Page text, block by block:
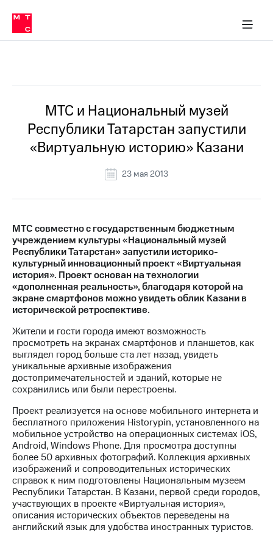
Медиа-центр
и акционерам
Устойчивое развитие
Комплаенс и деловая этика
компании
Карьера
История
компании
Руководство
информация
Контакты
Медиа-центр
Пресс-
релизы
МТС
о технологиях
Достижения
Интервью
Финансовая
отчетность
Контакты
Новости
в
регионе
и акционерам
Корпоративное
управление
Корпоративный
в МТС
Пресс-
релизы
МТС
о технологиях
МТС и Национальный музей
Республики Татарстан запустили
«Виртуальную историю» Казани
23 мая 2013
МТС совместно с государственным бюджетным
учреждением культуры «Национальный музей
Республики Татарстан» запустили историко-
культурный инновационный проект «Виртуальная
история». Проект основан на технологии
«дополненная реальность», благодаря которой на
экране смартфонов можно увидеть облик Казани в
исторической ретроспективе.
Жители и гости города имеют возможность
просмотреть на экранах смартфонов и планшетов, как
выглядел город больше ста лет назад, увидеть
уникальные архивные изображения
достопримечательностей и зданий, которые не
сохранились или были перестроены.
Проект реализуется на основе мобильного интернета и
бесплатного приложения Historypin, установленного на
мобильное устройство на операционных системах iOS,
Android, Windows Phone. Для просмотра доступны
более 50 архивных фотографий. Коллекция архивных
изображений и сопроводительных исторических
справок к ним подготовлены Национальным музеем
Республики Татарстан. В Казани, первой среди городов,
участвующих в проекте «Виртуальная история»,
описания исторических объектов переведены на
английский язык для удобства иностранных туристов.